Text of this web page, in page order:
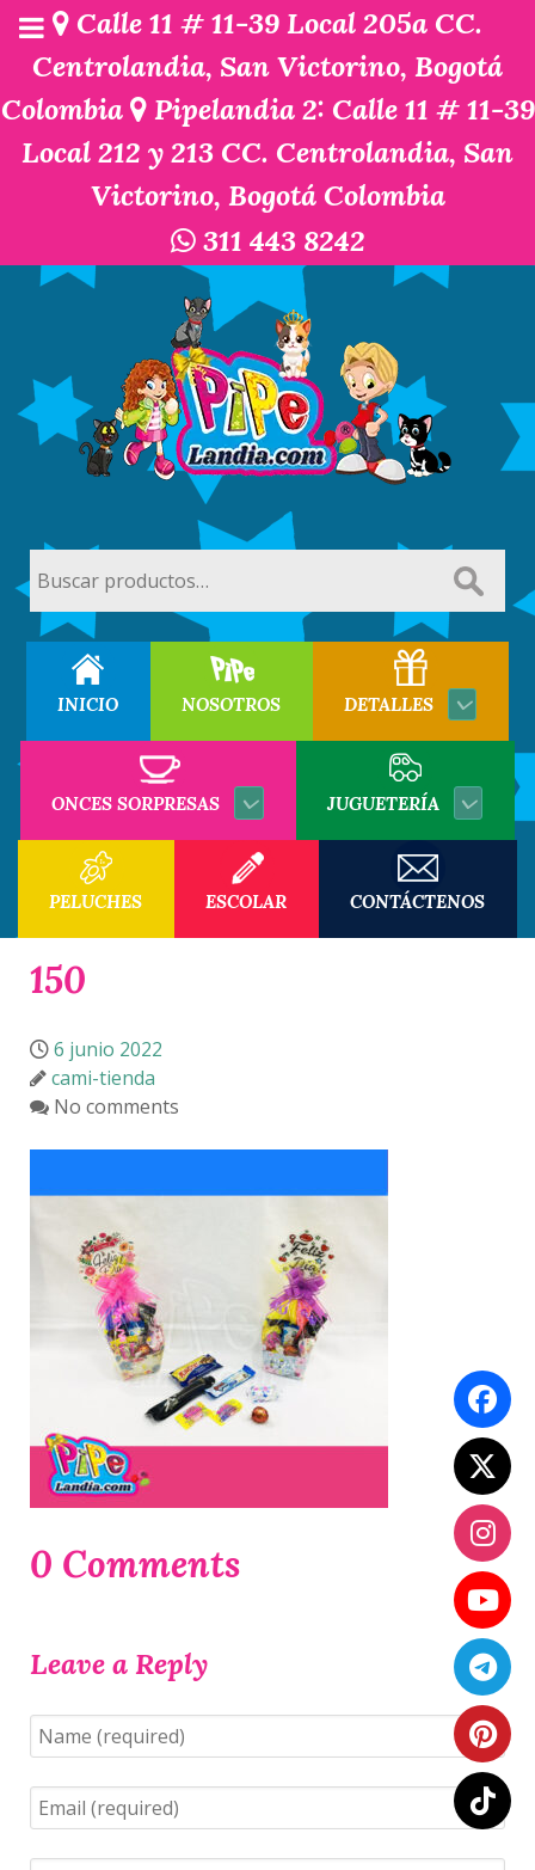
Calle 11 # 11-39 Local 205a CC.
Centrolandia, San Victorino, Bogotá
Colombia
Pipelandia 2: Calle 11 # 11-39
Local 212 y 213 CC. Centrolandia, San
Victorino, Bogotá Colombia
311 443 8242
por:
INICIO NOSOTROS DETALLES
ONCES SORPRESAS JUGUETERÍA
PELUCHES ESCOLAR CONTÁCTENOS
150
6 junio 2022
cami-tienda
No comments
0 Comments
Leave a Reply